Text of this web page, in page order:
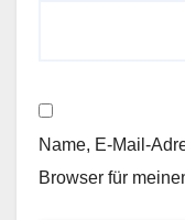
Name, E-Mail-
Browser für